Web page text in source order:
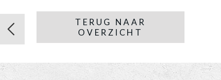
TERUG NAAR
OVERZICHT